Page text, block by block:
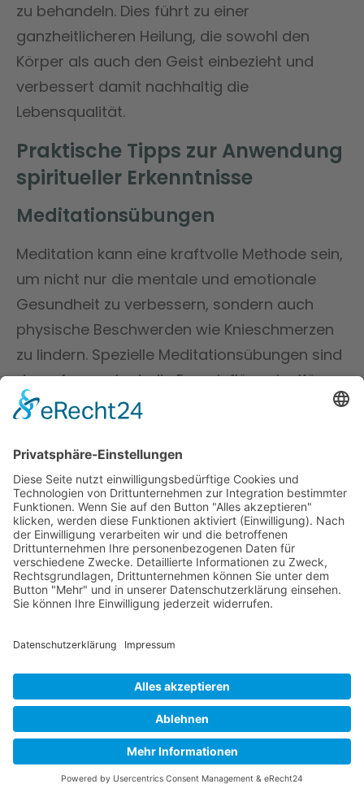
zu behandeln. Dies führt zu einer
ganzheitlicheren Heilung, die sowohl den
Körper als auch den Geist einbezieht und
verbessert damit nachhaltig die
Lebensqualität.
Praktische Tipps zur Anwendung
spiritueller Erkenntnisse
Meditationsübungen
Meditation kann eine kraftvolle Methode sein,
um nicht nur die mentale und emotionale
Gesundheit zu verbessern, sondern auch
physische Beschwerden wie Knieschmerzen
zu lindern. Spezielle Meditationsübungen sind
darauf ausgelegt, die Energieflüsse im Körper
zu harmonisieren und die
besonders nützlich für die Heilung des
rechten Knies sein kann. Solche Übungen
können tiefgehende Entspannung fördern
und den Heilungsprozess unterstützen, indem
sie Stress und Entzündungen reduzieren.
Eine effektive Methode ist die Visualisierung,
stark vorstellt. Diese Form der Meditation
kann gezielt zur Heilung des rechten Knies
eingesetzt werden, indem man sich vorstellt,
Heilungsenergiein das Knie strömt und
alle Schmerzen und Beschwerden auflöst.
Eine solche positive Visualisierung kann,